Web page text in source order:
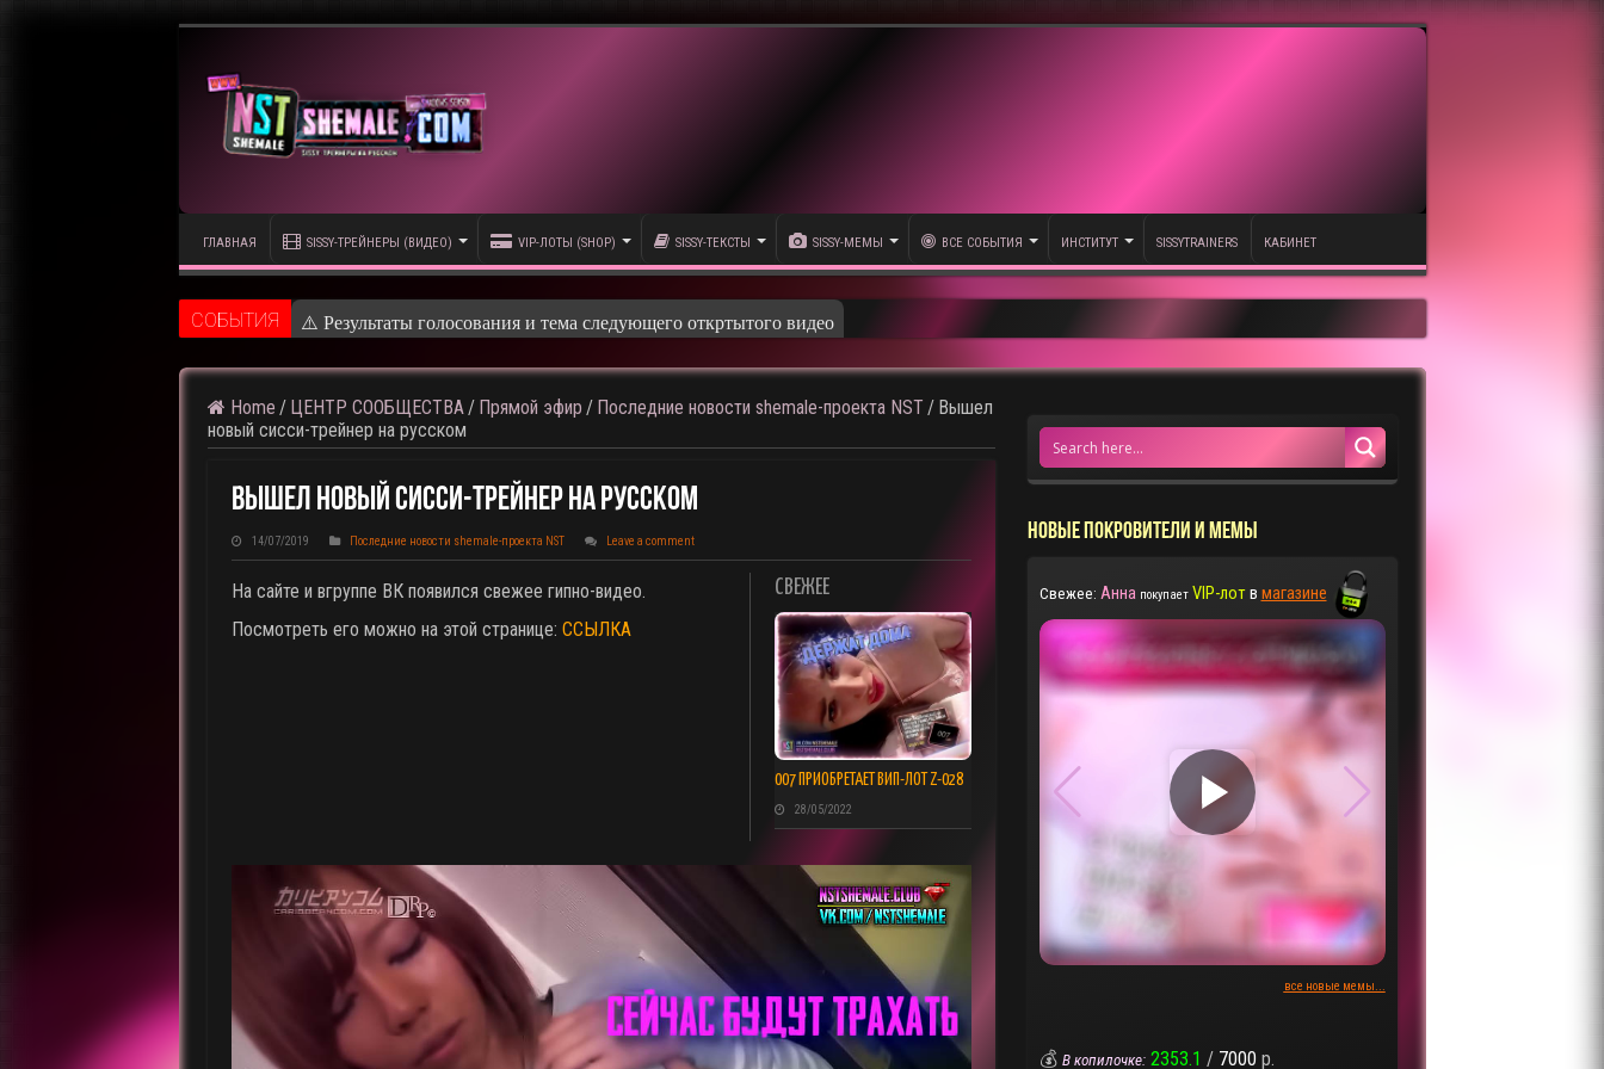
ГЛАВНАЯ SISSY-ТРЕЙНЕРЫ (ВИДЕО) VIP-ЛОТЫ (SHOP) SISSY-ТЕКСТЫ SISSY-МЕМЫ ВСЕ СОБЫТИЯ ИНСТИТУТ SISSYTRAINERS КАБИНЕТ
CОБЫТИЯ ⚠️ Результаты голосования и тема следующего откртытого видео
Home / ЦЕНТР СООБЩЕСТВА / Прямой эфир / Последние новости shemale-проекта NST / Вышел
новый сисси-трейнер на русском
Вышел Новый Сисси-Трейнер На Русском
14/07/2019 Последние новости shemale-проекта NST Leave a comment
СВЕЖЕЕ
007 ПРИОБРЕТАЕТ ВИП-ЛОТ Z-028
28/05/2022
На сайте и вгруппе ВК появился свежее гипно-видео.
Посмотреть его можно на этой странице: ССЫЛКА
НОВЫЕ ПОКРОВИТЕЛИ И МЕМЫ
Свежее: Анна покупает VIP-лотв магазине
▶
все новые мемы...
💰 В копилочке: 2353.1 / 7000 р.